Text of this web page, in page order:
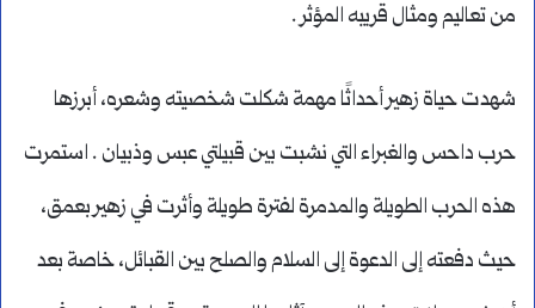
من تعاليم ومثال قريبه المؤثر .
شهدت حياة زهير أحداثًا مهمة شكلت شخصيته وشعره، أبرزها
حرب داحس والغبراء التي نشبت بين قبيلتي عبس وذبيان . استمرت
هذه الحرب الطويلة والمدمرة لفترة طويلة وأثرت في زهير بعمق،
حيث دفعته إلى الدعوة إلى السلام والصلح بين القبائل، خاصة بعد